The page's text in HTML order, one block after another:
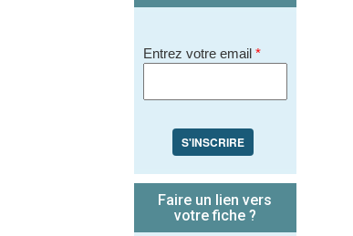
Entrez votre email *
S'INSCRIRE
Faire un lien vers
votre fiche ?